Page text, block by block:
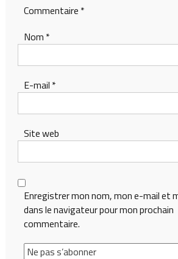
Commentaire *
Nom *
E-mail *
Site web
Enregistrer mon nom, mon e-mail et
dans le navigateur pour mon prochain
commentaire.